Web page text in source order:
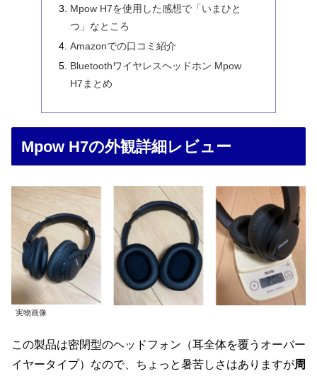
Mpow H7を使用した感想で「いまひと
つ」なところ
Amazonでの口コミ紹介
Bluetoothワイヤレスヘッドホン Mpow
H7まとめ
Mpow H7の外観詳細レビュー
実物画像
この製品は密閉型のヘッドフォン（耳全体を覆うオーバー
イヤータイプ）なので、ちょっと暑苦しさはありますが周